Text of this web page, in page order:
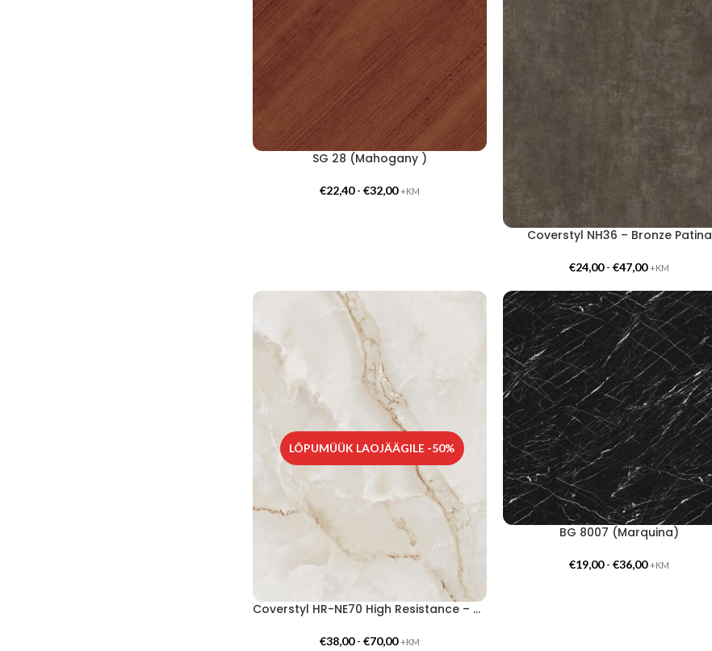
SG 28 (Mahogany )
€22,40- €32,00 +KM
Coverstyl NH36 – Bronze Patina
€24,00-€47,00 +KM
LÕPUMÜÜK LAOJÄÄGILE -50%
Coverstyl HR-NE70 High Resistance – Onyx Gold
€38,00- €70,00 +KM
BG 8007 (Marquina)
€19,00-€36,00 +KM